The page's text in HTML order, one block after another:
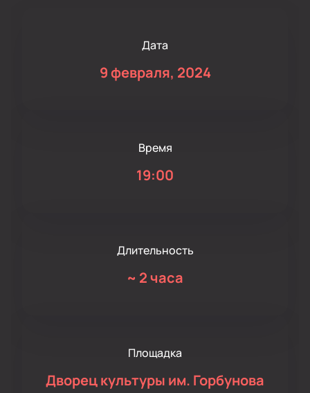
Дата
9 февраля, 2024
Время
19:00
Длительность
~ 2 часа
Площадка
Дворец культуры им. Горбунова